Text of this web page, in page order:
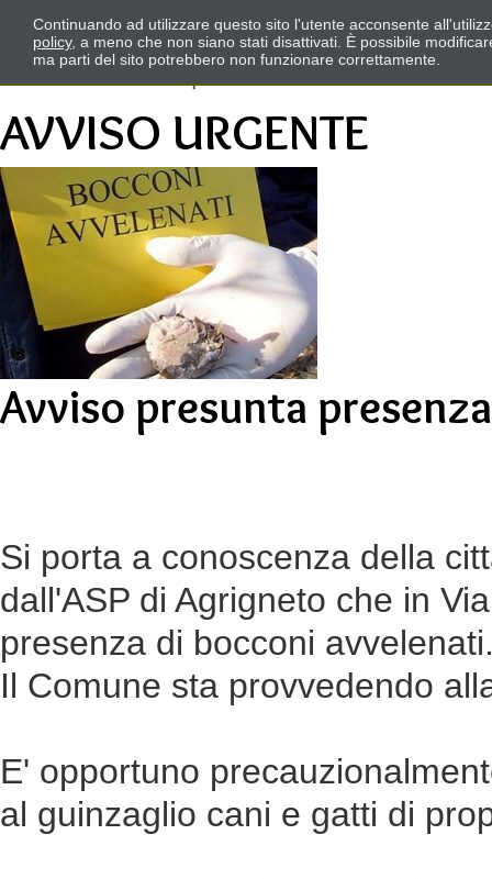
AVVISO URGENTE
Avviso presunta
Si porta a conoscenza della
dall'ASP di Agrigneto che in
presenza di bocconi
Il Comune sta provvedendo
E' opportuno
al guinzaglio cani e gatti di
Continuando ad utilizzare questo sito l'utente acconsente
policy, a meno che non siano stati disattivati. È possibile
ma parti del sito potrebbero non funzionare correttamente.